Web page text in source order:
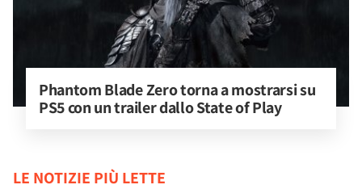
Phantom Blade Zero torna a mostrarsi su
PS5 con un trailer dallo State of Play
LE NOTIZIE PIÙ LETTE